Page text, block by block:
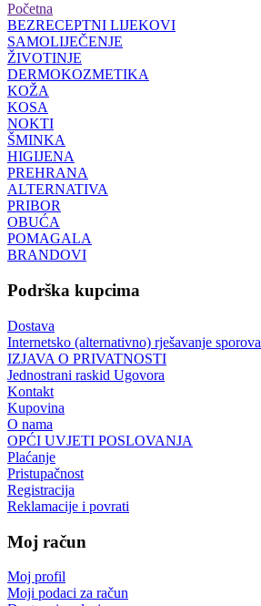
Početna
BEZRECEPTNI LIJEKOVI
SAMOLIJEČENJE
ŽIVOTINJE
DERMOKOZMETIKA
KOŽA
KOSA
NOKTI
ŠMINKA
HIGIJENA
PREHRANA
ALTERNATIVA
PRIBOR
OBUĆA
POMAGALA
BRANDOVI
Podrška kupcima
Dostava
Internetsko (alternativno) rješavanje sporova
IZJAVA O PRIVATNOSTI
Jednostrani raskid Ugovora
Kontakt
Kupovina
O nama
OPĆI UVJETI POSLOVANJA
Plaćanje
Pristupačnost
Registracija
Reklamacije i povrati
Moj račun
Moj profil
Moji podaci za račun